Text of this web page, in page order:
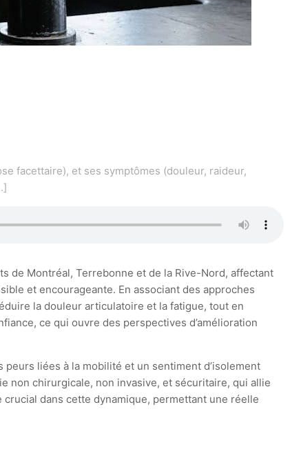
facettaire), et ses symptômes (douleur, raideur,
de Montréal, Terrebonne et de la Rive-Nord, affectant
et encourageante. En associant des approches
la douleur articulatoire et la fatigue, tout en
ce qui ouvre des perspectives d’amélioration
liées à la mobilité et un sentiment d’isolement
non chirurgicale, non invasive, et sécuritaire, qui allie
dans cette dynamique, permettant une réelle